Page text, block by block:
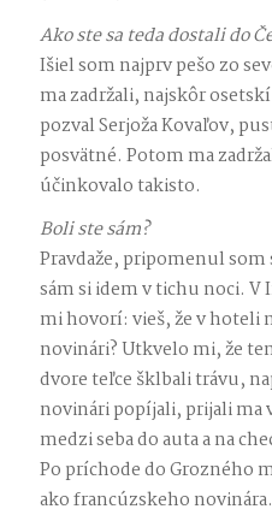
Ako ste sa teda dostali do
Išiel som najprv pešo zo
ma zadržali, najskôr
pozval Serjoža Kovaľov,
posvätné. Potom ma
účinkovalo takisto.
Boli ste sám?
Pravdaže, pripomenul
sám si idem v tichu noci.
mi hovorí: vieš, že v hoteli
novinári? Utkvelo mi, že
dvore teľce šklbali trávu,
novinári popíjali, prijali ma
medzi seba do auta a na
Po príchode do Grozného
ako francúzskeho